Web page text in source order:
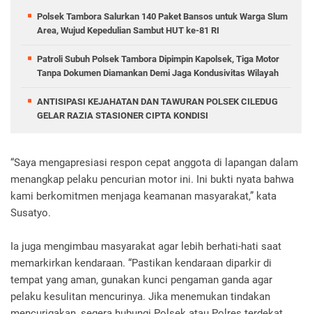
Polsek Tambora Salurkan 140 Paket Bansos untuk Warga Slum
Area, Wujud Kepedulian Sambut HUT ke-81 RI
Patroli Subuh Polsek Tambora Dipimpin Kapolsek, Tiga Motor
Tanpa Dokumen Diamankan Demi Jaga Kondusivitas Wilayah
ANTISIPASI KEJAHATAN DAN TAWURAN POLSEK CILEDUG
GELAR RAZIA STASIONER CIPTA KONDISI
“Saya mengapresiasi respon cepat anggota di lapangan dalam
menangkap pelaku pencurian motor ini. Ini bukti nyata bahwa
kami berkomitmen menjaga keamanan masyarakat,” kata
Susatyo.
Ia juga mengimbau masyarakat agar lebih berhati-hati saat
memarkirkan kendaraan. “Pastikan kendaraan diparkir di
tempat yang aman, gunakan kunci pengaman ganda agar
pelaku kesulitan mencurinya. Jika menemukan tindakan